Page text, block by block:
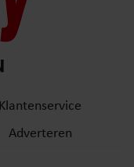
Klantenservice
Adverteren